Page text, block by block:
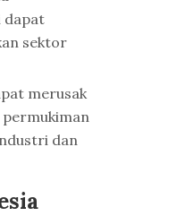
dapat
sektor
merusak
dan